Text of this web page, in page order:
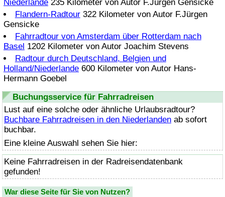
Niederlande 235 Kilometer von Autor F.Jürgen Gensicke
Flandern-Radtour322 Kilometer von Autor F.Jürgen
Gensicke
Fahrradtour von Amsterdam über Rotterdam nach
Basel 1202 Kilometer von Autor Joachim Stevens
Radtour durch Deutschland, Belgien und
Holland/Niederlande 600 Kilometer von Autor Hans-
Hermann Goebel
Buchungsservice für Fahrradreisen
Lust auf eine solche oder ähnliche Urlaubsradtour?
Buchbare Fahrradreisen in den Niederlanden ab sofort
buchbar.
Eine kleine Auswahl sehen Sie hier:
Keine Fahrradreisen in der Radreisendatenbank
gefunden!
War diese Seite für Sie von Nutzen?